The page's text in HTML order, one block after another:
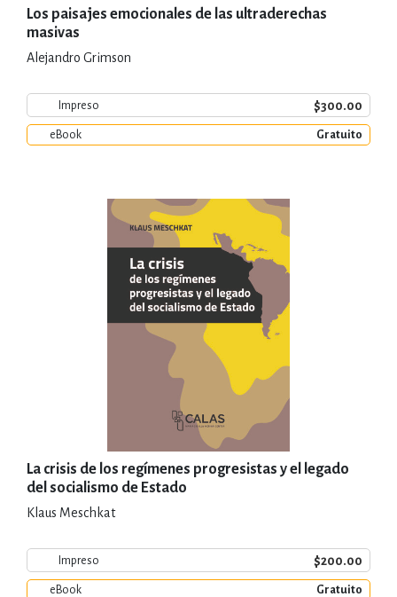
Los paisajes emocionales de las ultraderechas
masivas
Alejandro Grimson
Impreso $300.00
eBook Gratuito
La crisis de los regímenes progresistas y el legado
del socialismo de Estado
Klaus Meschkat
Impreso $200.00
eBook Gratuito